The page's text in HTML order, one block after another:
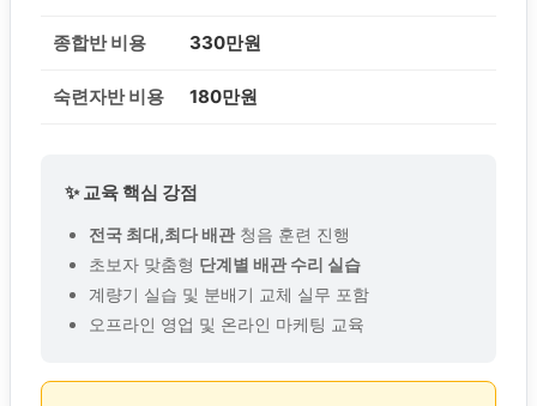
종합반 비용 330만원
숙련자반 비용 180만원
✨ 교육 핵심 강점
전국 최대,최다 배관청음 훈련 진행
초보자 맞춤형 단계별 배관 수리 실습
계량기 실습 및 분배기 교체 실무 포함
오프라인 영업 및 온라인 마케팅 교육